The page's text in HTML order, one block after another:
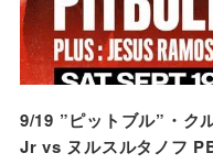
9/19 ”ピットブル”・ク
Jr vs ヌルスルタノフ